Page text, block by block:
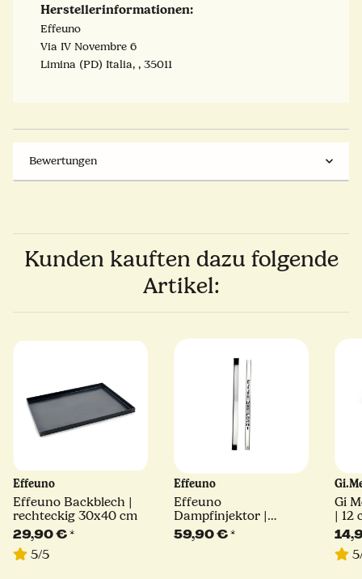
Herstellerinformationen:
Effeuno
Via IV Novembre 6
Limina (PD) Italia, , 35011
Bewertungen
Kunden kauften dazu folgende
Artikel:
Effeuno
Effeuno Backblech |
rechteckig 30x40 cm
29,90 €*
5/5
Effeuno
Effeuno
Dampfinjektor |
Steamer für
Elektroofen
59,90 €*
Gi
| 12